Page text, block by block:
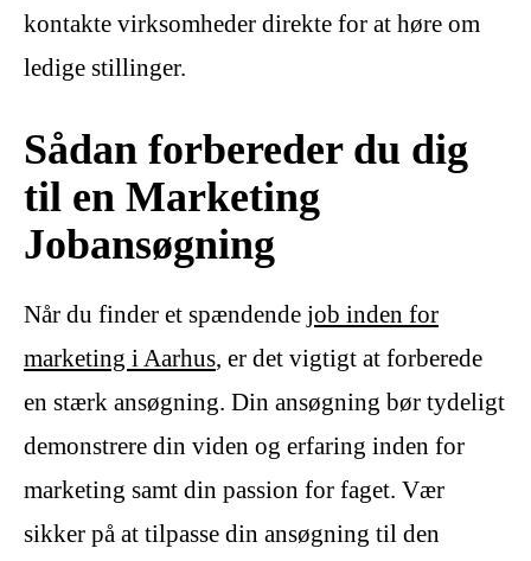
kontakte virksomheder direkte for at høre om
ledige stillinger.
Sådan forbereder du dig
til en Marketing
Jobansøgning
Når du finder et spændende job inden for
marketing i Aarhus, er det vigtigt at forberede
en stærk ansøgning. Din ansøgning bør tydeligt
demonstrere din viden og erfaring inden for
marketing samt din passion for faget. Vær
sikker på at tilpasse din ansøgning til den